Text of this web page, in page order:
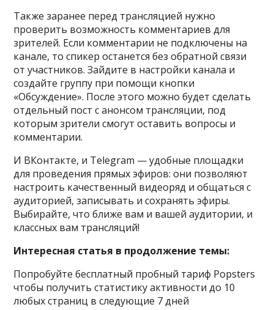
Также заранее перед трансляцией нужно
проверить возможность комментариев для
зрителей. Если комментарии не подключены на
канале, то спикер останется без обратной связи
от участников. Зайдите в настройки канала и
создайте группу при помощи кнопки
«Обсуждение». После этого можно будет сделать
отдельный пост с анонсом трансляции, под
которым зрители смогут оставить вопросы и
комментарии.
И ВКонтакте, и Telegram — удобные площадки
для проведения прямых эфиров: они позволяют
настроить качественный видеоряд и общаться с
аудиторией, записывать и сохранять эфиры.
Выбирайте, что ближе вам и вашей аудитории, и
классных вам трансляций!
Интересная статья в продолжение темы:
Попробуйте бесплатный пробный тариф Popsters
чтобы получить статистику активности до 10
любых страниц в следующие 7 дней